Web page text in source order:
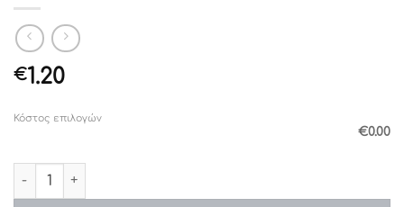
€1.20
Κόστος επιλογών
€0.00
Προσκλητήρια βάπτισης ΒΚ304Α (15.5χ16) ποσότητα